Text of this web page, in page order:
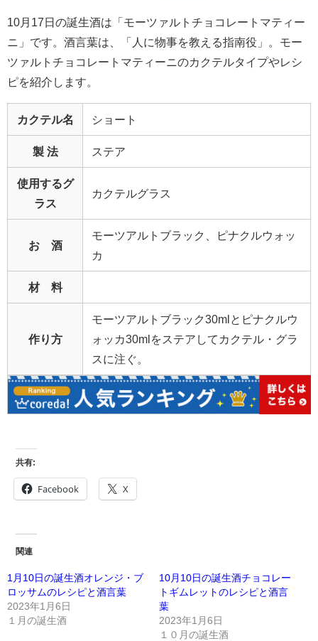
10月17日の誕生酒は「モーツァルトチョコレートマティー
ニ」です。酒言葉は、「人に物事を教える指南役」。モー
ツァルトチョコレートマティーニのカクテルタイプやレシ
ピを紹介します。
カクテル名 ショート
製 法 ステア
使用するグ
ラス
カクテルグラス
お 酒
モーツアルトブラック、ピナクルウォッ
カ
材 料
作り方
モーツアルトブラック30mlとピナクルウ
ォッカ30mlをステアしてカクテル・グラ
スに注ぐ。
共有:
Facebook X
関連
1月10日の誕生酒オレンジ・ブ
ロッサムのレシピと酒言葉
2023年1月6日
１月の誕生酒
10月10日の誕生酒チョコレー
トギムレットのレシピと酒言
葉
2023年1月6日
１０月の誕生酒